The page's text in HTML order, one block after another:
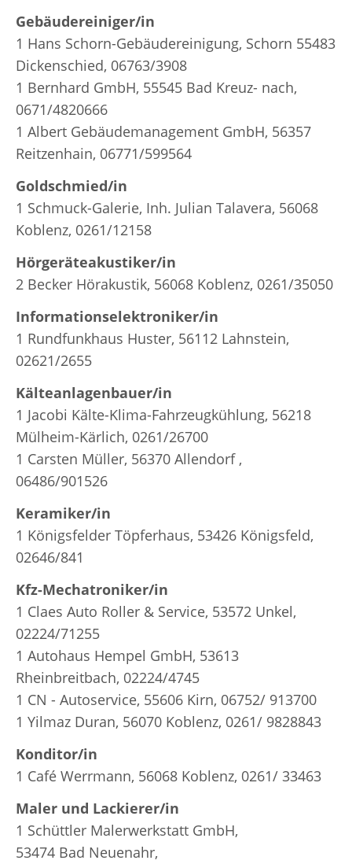
Gebäudereiniger/in
1 Hans Schorn-Gebäudereinigung, Schorn 55483
Dickenschied, 06763/3908
1 Bernhard GmbH, 55545 Bad Kreuz- nach,
0671/4820666
1 Albert Gebäudemanagement GmbH, 56357
Reitzenhain, 06771/599564
Goldschmied/in
1 Schmuck-Galerie, Inh. Julian Talavera, 56068
Koblenz, 0261/12158
Hörgeräteakustiker/in
2 Becker Hörakustik, 56068 Koblenz, 0261/35050
Informationselektroniker/in
1 Rundfunkhaus Huster, 56112 Lahnstein,
02621/2655
Kälteanlagenbauer/in
1 Jacobi Kälte-Klima-Fahrzeugkühlung, 56218
Mülheim-Kärlich, 0261/26700
1 Carsten Müller, 56370 Allendorf ,
06486/901526
Keramiker/in
1 Königsfelder Töpferhaus, 53426 Königsfeld,
02646/841
Kfz-Mechatroniker/in
1 Claes Auto Roller & Service, 53572 Unkel,
02224/71255
1 Autohaus Hempel GmbH, 53613
Rheinbreitbach, 02224/4745
1 CN - Autoservice, 55606 Kirn, 06752/ 913700
1 Yilmaz Duran, 56070 Koblenz, 0261/ 9828843
Konditor/in
1 Café Werrmann, 56068 Koblenz, 0261/ 33463
Maler und Lackierer/in
1 Schüttler Malerwerkstatt GmbH,
53474 Bad Neuenahr,